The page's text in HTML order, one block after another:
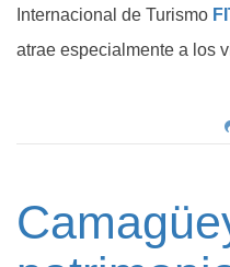
Internacional de Turismo
atrae especialmente a los